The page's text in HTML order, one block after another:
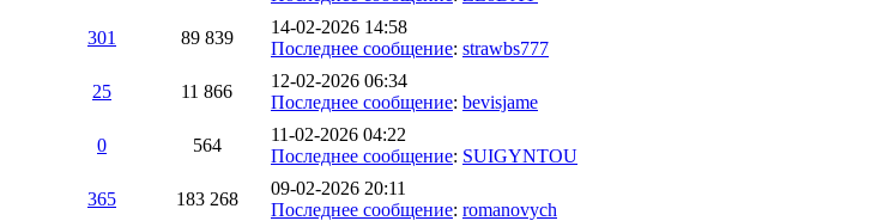
301 89 839
14-02-2026 14:58
Последнее сообщение: strawbs777
25 11 866
12-02-2026 06:34
Последнее сообщение: bevisjame
0 564
11-02-2026 04:22
Последнее сообщение: SUIGYNTOU
365 183 268
09-02-2026 20:11
Последнее сообщение: romanovych